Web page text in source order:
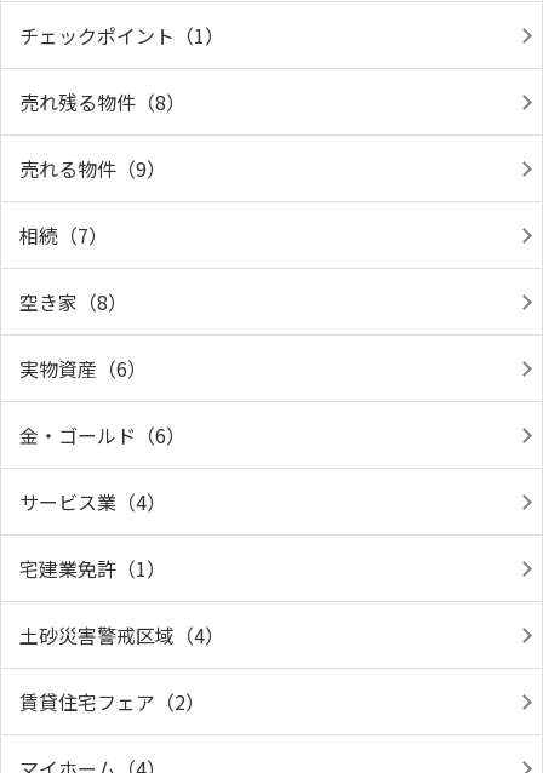
チェックポイント（1）
売れ残る物件（8）
売れる物件（9）
相続（7）
空き家（8）
実物資産（6）
金・ゴールド（6）
サービス業（4）
宅建業免許（1）
土砂災害警戒区域（4）
賃貸住宅フェア（2）